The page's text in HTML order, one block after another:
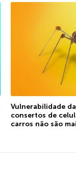
Vulnerabilidade
consertos de
carros não são